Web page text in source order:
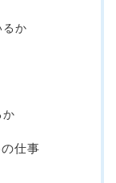
か
か
仕事